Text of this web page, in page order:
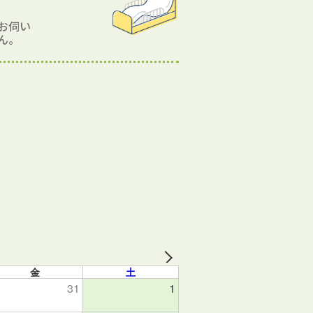
伺い
金 土
31 1